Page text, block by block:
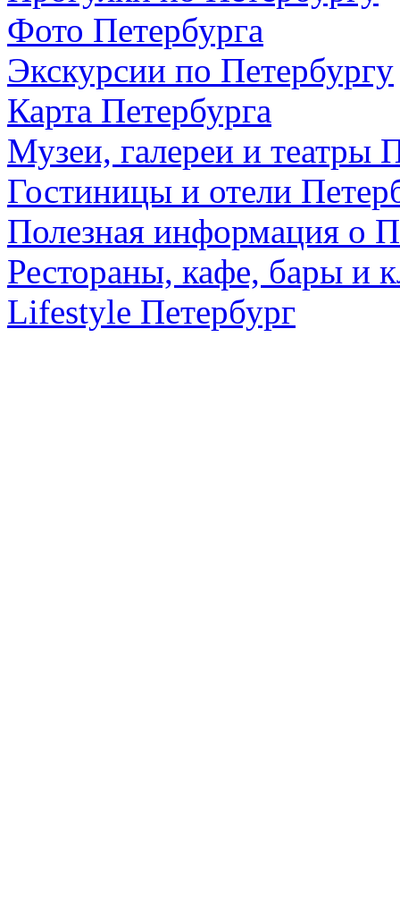
Фото Петербурга
Экскурсии по Петербургу
Карта Петербурга
Музеи, галереи и театры
Гостиницы и отели
Полезная информация о
Рестораны, кафе, бары и
Lifestyle Петербург